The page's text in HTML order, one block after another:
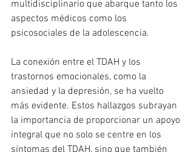
multidisciplinario que abarque tanto los
aspectos médicos como los
psicosociales de la adolescencia.
La conexión entre el TDAH y los
trastornos emocionales, como la
ansiedad y la depresión, se ha vuelto
más evidente. Estos hallazgos subrayan
la importancia de proporcionar un apoyo
integral que no solo se centre en los
síntomas del TDAH, sino que también